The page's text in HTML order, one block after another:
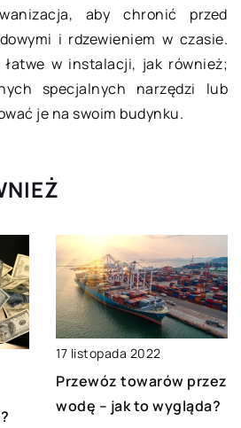
aby chronić przed
i rdzewieniem w czasie.
w instalacji, jak również;
specjalnych narzędzi lub
je na swoim budynku.
17 listopada 2022
Przewóz towarów przez
wodę – jak to wygląda?